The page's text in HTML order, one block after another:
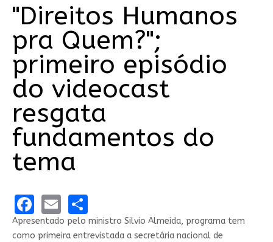
"Direitos Humanos
pra Quem?";
primeiro episódio
do videocast
resgata
fundamentos do
tema
Facebook
EmailShare
Apresentado pelo ministro Silvio Almeida, programa tem
como primeira entrevistada a secretária nacional de